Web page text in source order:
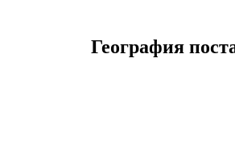
География